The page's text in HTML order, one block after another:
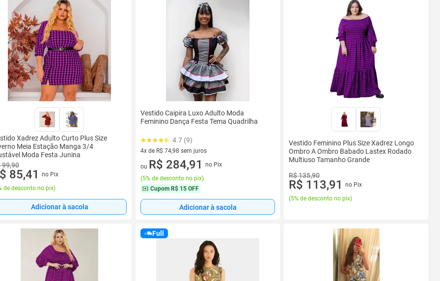
Xadrez Adulto Curto Plus Size
Meia Estação Manga 3/4
Moda Festa Junina
99,90
85,41
no Pix
de desconto no pix)
Adicionar à sacola
Vestido Caipira Luxo Adulto Moda
Feminino Dança Festa Tema Quadrilha
4.7 (9)
4x de R$ 74,98 sem juros
4 vez de R$ 74,98 sem juros
ou R$ 284,91
no Pix
(5% de desconto no pix)
Cupom R$ 15 OFF
Adicionar à sacola
Vestido Feminino Plus Size Xadrez Longo
Ombro A Ombro Babado Lastex Rodado
Multiuso Tamanho Grande
R$ 135,90
R$ 113,91
no Pix
(5% de desconto no pix)
Full